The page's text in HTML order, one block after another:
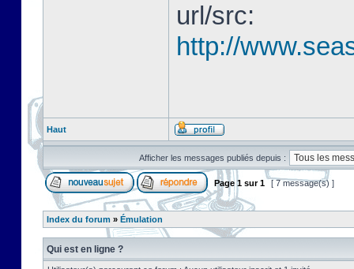
url/src:
http://
Haut
Afficher les messages publiés depuis :
Page 1 sur1 [ 7 message(s) ]
Index du forum » Émulation
Qui est en ligne ?